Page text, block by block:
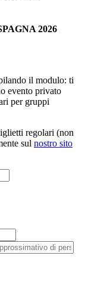
2026
il modulo: ti
evento privato
per gruppi
regolari (non
sul nostro sito